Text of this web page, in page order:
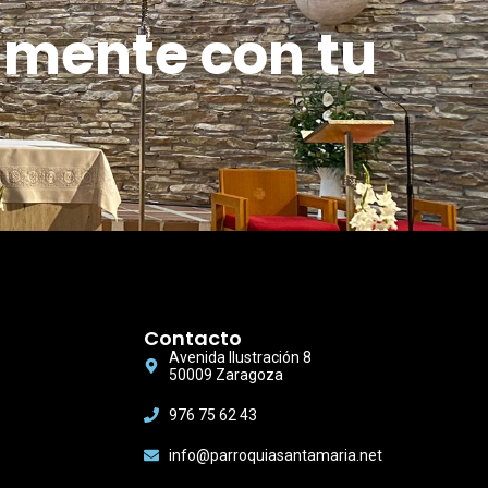
con tu
Contacto
Avenida Ilustración 8
50009 Zaragoza
976 75 62 43
info@parroquiasantamaria.net